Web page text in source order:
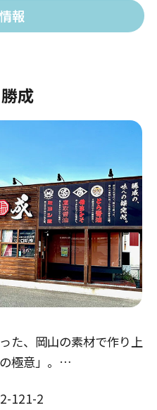
報
成
た、岡山の素材で作り上
極意」。
汁の３重奏。
121-2